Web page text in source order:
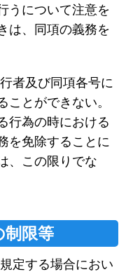
うについて注意を
は、同項の義務を
者及び同項各号に
ことができない。
行為の時における
を免除することに
、この限りでな
制限等
定する場合におい